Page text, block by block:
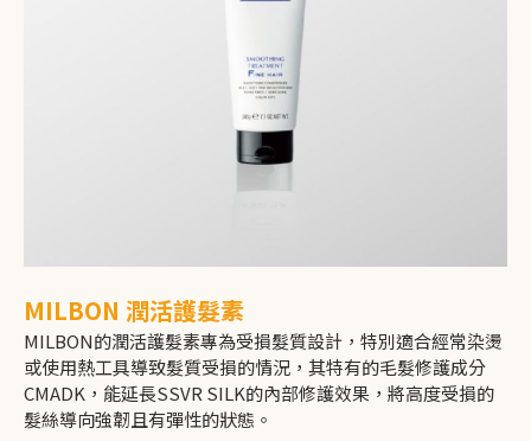
MILBON 潤活護髮素
MILBON的潤活護髮素專為受損髮質設計，特別適合經常染燙
或使用熱工具導致髮質受損的情況，其特有的毛髮修護成分
CMADK，能延長SSVR SILK的內部修護效果，將高度受損的
髮絲導向強韌且有彈性的狀態。